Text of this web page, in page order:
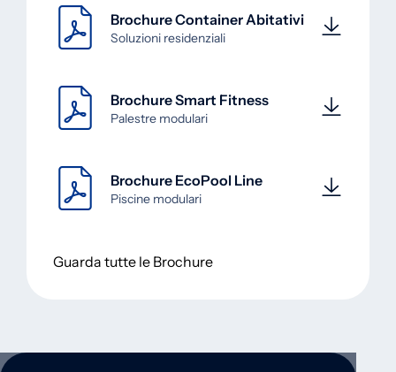
Brochure Container Abitativi
Soluzioni residenziali
Brochure Smart Fitness
Palestre modulari
Brochure EcoPool Line
Piscine modulari
Guarda tutte le Brochure